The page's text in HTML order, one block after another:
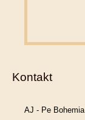
Kontakt
AJ - Pe Bohemia